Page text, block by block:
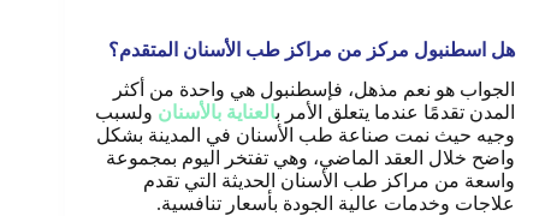
هل اسطنبول مركز من مراكز طب الأسنان المتقدم؟
الجواب هو نعم مذهل، فإسطنبول هي واحدة من أكثر
المدن تقدمًا عندما يتعلق الأمر بالعناية بالأسنان ولسبب
وجيه حيث نمت صناعة طب الأسنان في المدينة بشكل
واضح خلال العقد الماضي، وهي تفتخر اليوم بمجموعة
واسعة من مراكز طب الأسنان الحديثة التي تقدم
علاجات وخدمات عالية الجودة بأسعار تنافسية.